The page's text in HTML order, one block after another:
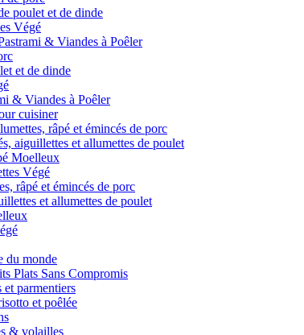
poulet et de dinde
Végé
& Viandes à Poêler
et de dinde
& Viandes à Poêler
cuisiner
râpé et émincés de porc
aiguillettes et allumettes de poulet
Moelleux
Végé
râpé et émincés de porc
et allumettes de poulet
du monde
Plats Sans Compromis
et parmentiers
et poêlée
& volailles